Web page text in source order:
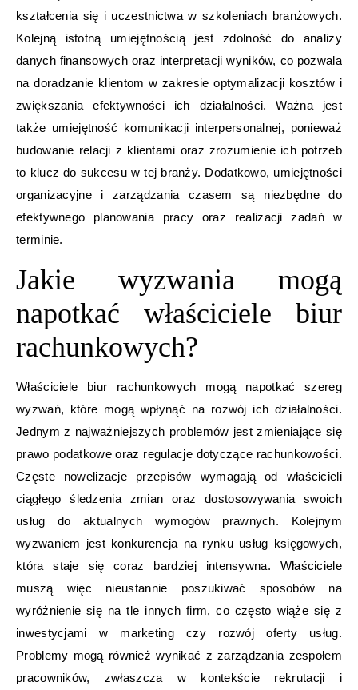
kształcenia się i uczestnictwa w szkoleniach branżowych.
Kolejną istotną umiejętnością jest zdolność do analizy
danych finansowych oraz interpretacji wyników, co pozwala
na doradzanie klientom w zakresie optymalizacji kosztów i
zwiększania efektywności ich działalności. Ważna jest
także umiejętność komunikacji interpersonalnej, ponieważ
budowanie relacji z klientami oraz zrozumienie ich potrzeb
to klucz do sukcesu w tej branży. Dodatkowo, umiejętności
organizacyjne i zarządzania czasem są niezbędne do
efektywnego planowania pracy oraz realizacji zadań w
terminie.
Jakie wyzwania mogą
napotkać właściciele biur
rachunkowych?
Właściciele biur rachunkowych mogą napotkać szereg
wyzwań, które mogą wpłynąć na rozwój ich działalności.
Jednym z najważniejszych problemów jest zmieniające się
prawo podatkowe oraz regulacje dotyczące rachunkowości.
Częste nowelizacje przepisów wymagają od właścicieli
ciągłego śledzenia zmian oraz dostosowywania swoich
usług do aktualnych wymogów prawnych. Kolejnym
wyzwaniem jest konkurencja na rynku usług księgowych,
która staje się coraz bardziej intensywna. Właściciele
muszą więc nieustannie poszukiwać sposobów na
wyróżnienie się na tle innych firm, co często wiąże się z
inwestycjami w marketing czy rozwój oferty usług.
Problemy mogą również wynikać z zarządzania zespołem
pracowników, zwłaszcza w kontekście rekrutacji i